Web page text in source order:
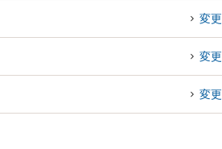
変更
変更
変更